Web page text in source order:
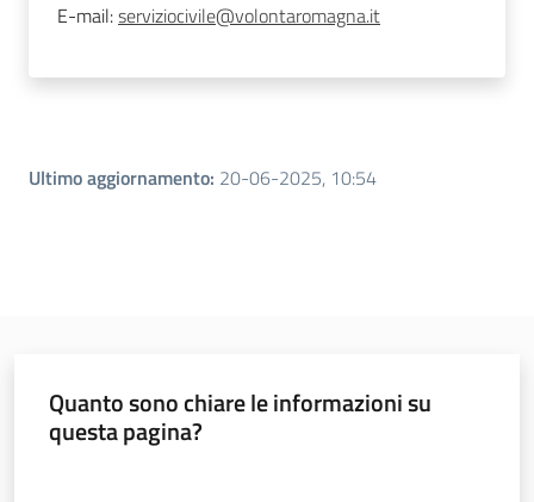
E-mail:serviziocivile@volontaromagna.it
Ultimo aggiornamento: 20-06-2025, 10:54
Quanto sono chiare le informazioni su
questa pagina?